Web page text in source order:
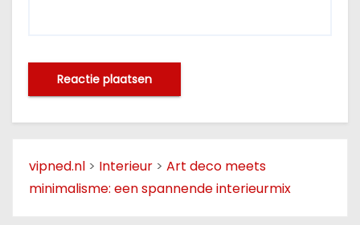
vipned.nl > Interieur > Art deco meets
minimalisme: een spannende interieurmix